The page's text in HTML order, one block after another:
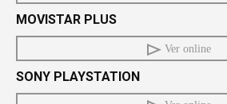
MOVISTAR PLUS
Ver online
SONY PLAYSTATION